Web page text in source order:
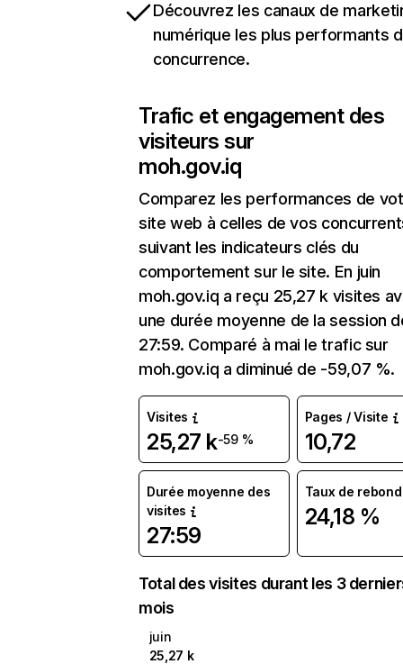
Découvrez les canaux de
numérique les plus performants
concurrence.
Trafic et engagement des
visiteurs sur
moh.gov.iq
Comparez les performances de
site web à celles de vos
suivant les indicateurs clés du
comportement sur le site. En juin
moh.gov.iq a reçu 25,27 k visites
une durée moyenne de la session
27:59. Comparé à mai le trafic sur
moh.gov.iq a diminué de -59,07 %.
Visites
25,27 k-59 %
Pages / Visite
10,72
Durée moyenne des
visites
27:59
Taux de rebond
24,18 %
Total des visites durant les 3
mois
juin
25,27 k